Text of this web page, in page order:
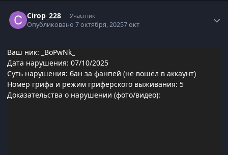
Cirop_228 Участник
Опубликовано7 октября, 20257 окт
Ваш ник: _BoPwNk_
Дата нарушения: 07/10/2025
Суть нарушения: бан за фанпей (не вошёл в аккаунт)
Номер грифа и режим гриферского выживания: 5
Доказательства о нарушении (фото/видео):